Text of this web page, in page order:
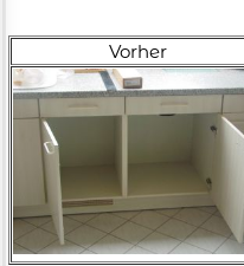
Vorher